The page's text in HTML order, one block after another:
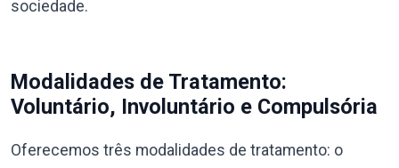
sociedade.
Modalidades de Tratamento:
Voluntário, Involuntário e Compulsória
Oferecemos três modalidades de tratamento: o